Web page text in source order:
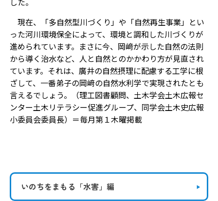
現在、「多自然型川づくり」や「自然再生事業」とい
った河川環境保全によって、環境と調和した川づくりが
進められています。まさに今、岡﨑が示した自然の法則
から導く治水など、人と自然とのかかわり方が見直され
ています。それは、廣井の自然摂理に配慮する工学に根
ざして、一番弟子の岡﨑の自然水利学で実現されたとも
言えるでしょう。（理工図書顧問、土木学会土木広報セ
ンター土木リテラシー促進グループ、同学会土木史広報
小委員会委員長）＝毎月第１木曜掲載
いのちをまもる 「水害」編